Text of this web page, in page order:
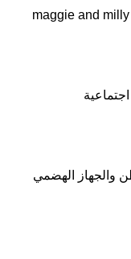
والجهاز الهضمي